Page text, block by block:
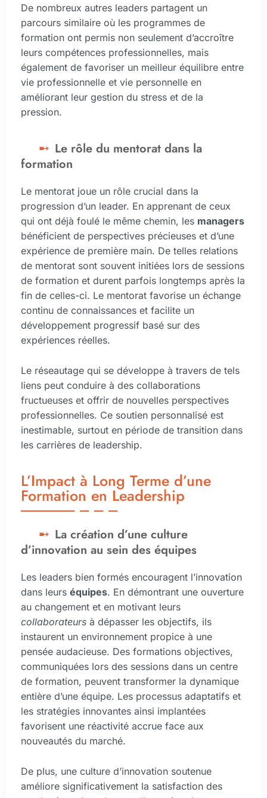
De nombreux autres leaders partagent un
parcours similaire où les programmes de
formation ont permis non seulement d’accroître
leurs compétences professionnelles, mais
également de favoriser un meilleur équilibre entre
vie professionnelle et vie personnelle en
améliorant leur gestion du stress et de la
pression.
Le rôle du mentorat dans la
formation
Le mentorat joue un rôle crucial dans la
progression d’un leader. En apprenant de ceux
qui ont déjà foulé le même chemin, les managers
bénéficient de perspectives précieuses et d’une
expérience de première main. De telles relations
de mentorat sont souvent initiées lors de sessions
de formation et durent parfois longtemps après la
fin de celles-ci. Le mentorat favorise un échange
continu de connaissances et facilite un
développement progressif basé sur des
expériences réelles.
Le réseautage qui se développe à travers de tels
liens peut conduire à des collaborations
fructueuses et offrir de nouvelles perspectives
professionnelles. Ce soutien personnalisé est
inestimable, surtout en période de transition dans
les carrières de leadership.
L’Impact à Long Terme d’une
Formation en Leadership
La création d’une culture
d’innovation au sein des équipes
Les leaders bien formés encouragent l’innovation
dans leurs équipes. En démontrant une ouverture
au changement et en motivant leurs
collaborateurs à dépasser les objectifs, ils
instaurent un environnement propice à une
pensée audacieuse. Des formations objectives,
communiquées lors des sessions dans un centre
de formation, peuvent transformer la dynamique
entière d’une équipe. Les processus adaptatifs et
les stratégies innovantes ainsi implantées
favorisent une réactivité accrue face aux
nouveautés du marché.
De plus, une culture d’innovation soutenue
améliore significativement la satisfaction des